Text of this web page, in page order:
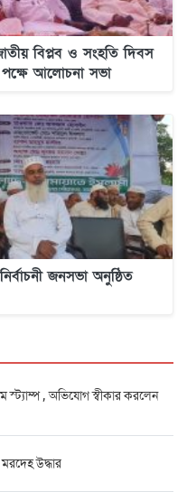
বিপ্লব ও সংহতি দিবস
পক্ষে আলোচনা সভা
জনসভা অনুষ্ঠিত
স্ট্যাম্প , অভিযোগ স্বীকার করলেন
মরদেহ উদ্ধার